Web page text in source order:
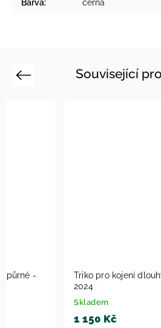
Barva: černá
Související
Previous
-
Triko pro kojení
2024
Skladem
1 150 Kč